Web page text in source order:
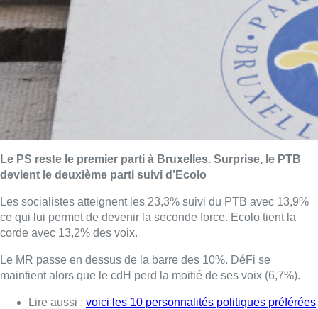
Le PS reste le premier parti à Bruxelles. Surprise, le PTB
devient le deuxième parti suivi d’Ecolo
Les socialistes atteignent les 23,3% suivi du PTB avec 13,9%
ce qui lui permet de devenir la seconde force. Ecolo tient la
corde avec 13,2% des voix.
Le MR passe en dessus de la barre des 10%. DéFi se
maintient alors que le cdH perd la moitié de ses voix (6,7%).
Lire aussi : voici les 10 personnalités politiques préférées